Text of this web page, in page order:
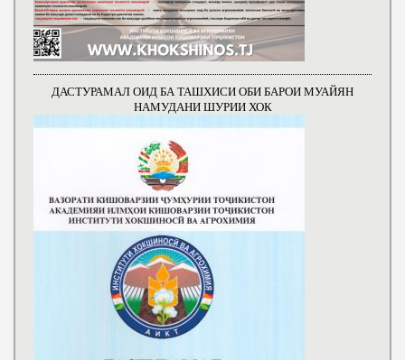
ДАСТУРАМАЛ ОИД БА ТАШХИСИ ОБИ БАРОИ МУАЙЯН
НАМУДАНИ ШУРИИ ХОК